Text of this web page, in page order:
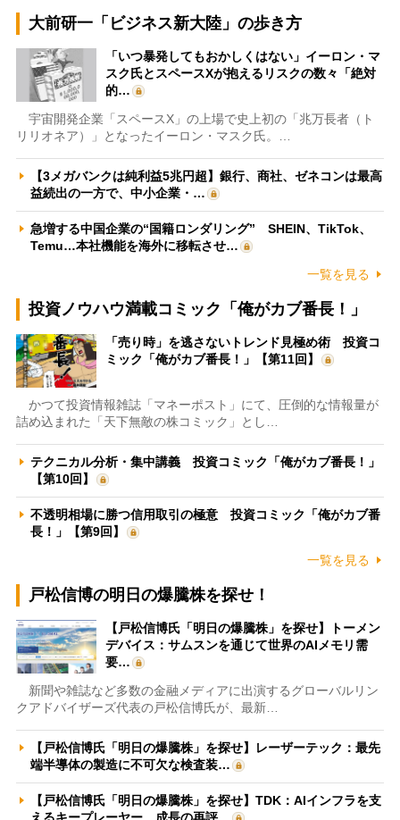
大前研一「ビジネス新大陸」の歩き方
「いつ暴発してもおかしくはない」イーロン・マ
スク氏とスペースXが抱えるリスクの数々「絶対
的…
宇宙開発企業「スペースX」の上場で史上初の「兆万長者（ト
リリオネア）」となったイーロン・マスク氏。…
【3メガバンクは純利益5兆円超】銀行、商社、ゼネコンは最高
益続出の一方で、中小企業・…
急増する中国企業の“国籍ロンダリング” SHEIN、TikTok、
Temu…本社機能を海外に移転させ…
一覧を見る
投資ノウハウ満載コミック「俺がカブ番長！」
「売り時」を逃さないトレンド見極め術 投資コ
ミック「俺がカブ番長！」【第11回】
かつて投資情報雑誌「マネーポスト」にて、圧倒的な情報量が
詰め込まれた「天下無敵の株コミック」とし…
テクニカル分析・集中講義 投資コミック「俺がカブ番長！」
【第10回】
不透明相場に勝つ信用取引の極意 投資コミック「俺がカブ番
長！」【第9回】
一覧を見る
戸松信博の明日の爆騰株を探せ！
【戸松信博氏「明日の爆騰株」を探せ】トーメン
デバイス：サムスンを通じて世界のAIメモリ需
要…
新聞や雑誌など多数の金融メディアに出演するグローバルリン
クアドバイザーズ代表の戸松信博氏が、最新…
【戸松信博氏「明日の爆騰株」を探せ】レーザーテック：最先
端半導体の製造に不可欠な検査装…
【戸松信博氏「明日の爆騰株」を探せ】TDK：AIインフラを支
えるキープレーヤー 成長の再評…